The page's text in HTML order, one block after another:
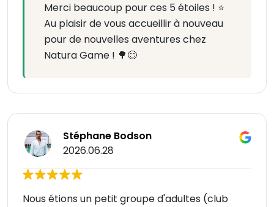
Merci beaucoup pour ces 5 étoiles ! ⭐
Au plaisir de vous accueillir à nouveau
pour de nouvelles aventures chez
Natura Game ! 🌳😊
Stéphane Bodson
2026.06.28
Nous étions un petit groupe d'adultes (club